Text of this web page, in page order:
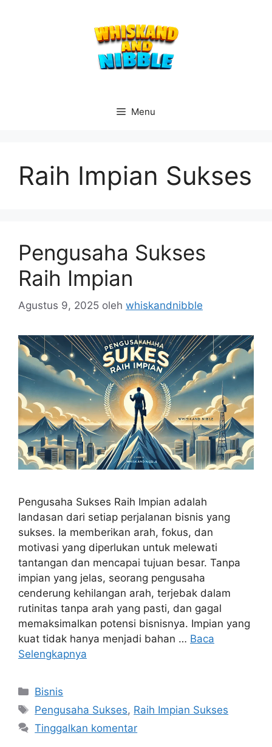
Menu
Raih Impian Sukses
Pengusaha Sukses
Raih Impian
Agustus 9, 2025 oleh whiskandnibble
Pengusaha Sukses Raih Impian adalah
landasan dari setiap perjalanan bisnis yang
sukses. Ia memberikan arah, fokus, dan
motivasi yang diperlukan untuk melewati
tantangan dan mencapai tujuan besar. Tanpa
impian yang jelas, seorang pengusaha
cenderung kehilangan arah, terjebak dalam
rutinitas tanpa arah yang pasti, dan gagal
memaksimalkan potensi bisnisnya. Impian yang
kuat tidak hanya menjadi bahan … Baca
Selengkapnya
Kategori
Bisnis
Tag
Pengusaha Sukses, Raih Impian Sukses
Tinggalkan komentar